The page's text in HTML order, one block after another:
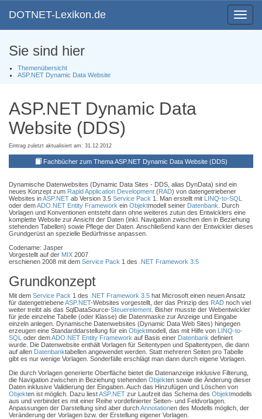
Toggle
DOTNET-Lexikon.de
Sie sind hier
Themenübersicht
ASP.NET Dynamic Data Website
ASP.NET Dynamic Data
Website (DDS)
Eintrag zuletzt aktualisiert am: 31.12.2012
Fachbücher zum Thema ASP.NET Dynamic Data Website (DDS)
Dynamische Datenwebsites (Dynamic Data Sites - DDS, alias DynData) sind ein
neues Konzept zum Rapid Application Development (RAD) von datengetriebener
Websites inASP.NET ab Version 3.5 Service Pack 1. Man erstellt mit LINQ-to-SQL
oder demADO.NET Entity Framework ein Objektmodell seiner Datenbank . Durch
Vorlagen und Konventionen entsteht dann ohne weiteres zutun des Entwicklers eine
komplette Website zur Ansicht der Daten (inkl. Navigation zwischen den in Beziehung
stehenden Tabellen) sowie Pflege der Daten. Anschließend kann der Entwickler dieses
Grundgerüst an spezielle Bedürfnisse anpassen.
Codename: Jasper
Vorgestellt auf der MIX 2007
erschienen 2008 mit dem Service Pack 1 des .NET Framework 3.5
Grundkonzept
Mit dem Service Pack 1 des .NET Framework 3.5 hat Microsoft einen neuen Ansatz
für datengetriebeneASP.NET-Websites vorgestellt, der das Prinzip des RAD noch viel
weiter treibt als das SqlDataSource-Steuerelement . Bisher musste der Webentwickler
für jede einzelne Tabelle (oder Klasse) die Datenmaske zur Anzeige und Eingabe
einzeln anlegen. Dynamische Datenwebsites (Dynamic Data Web Sites) hingegen
erzeugen eine Standarddarstellung für ein Objektmodell, das mit Hilfe von LINQ-to-
SQL oder demADO.NET Entity Framework auf Basis einer Datenbank definiert
wurde. Die Datenwebsite enthält Vorlagen für Seitentypen und Spaltentypen, die dann
auf allen Datenbanktabellen angewendet werden. Statt mehreren Seiten pro Tabelle
gibt es nur wenige Vorlagen. Sonderfälle erschlägt man dann durch eigene Vorlagen.
Die durch Vorlagen generierte Oberfläche bietet die Datenanzeige inklusive Filterung,
die Navigation zwischen in Beziehung stehenden Objekten sowie die Änderung dieser
Daten inklusive Validierung der Eingaben. Auch das Hinzufügen und Löschen von
Objekten ist möglich. Dazu liestASP.NET zur Laufzeit das Schema des Objektmodells
aus und verbindet es mit einer Reihe vordefinierter Seiten- und Feldvorlagen.
Anpassungen der Darstellung sind aber durchAnnotationen des Modells möglich, der
Veränderung der Vorlagen bzw. der Erstellung eigener Vorlagen.